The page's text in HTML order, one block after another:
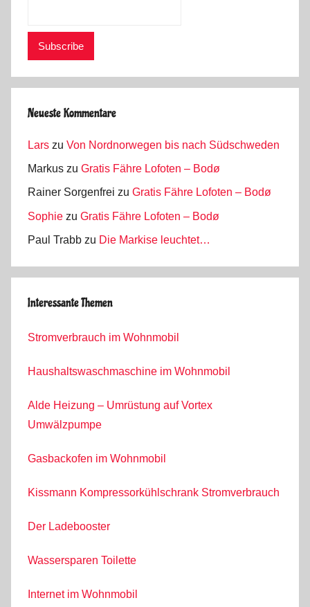
Neueste Kommentare
Lars zu Von Nordnorwegen bis nach Südschweden
Markus zu Gratis Fähre Lofoten – Bodø
Rainer Sorgenfrei zu Gratis Fähre Lofoten – Bodø
Sophie zu Gratis Fähre Lofoten – Bodø
Paul Trabb zu Die Markise leuchtet…
Interessante Themen
Stromverbrauch im Wohnmobil
Haushaltswaschmaschine im Wohnmobil
Alde Heizung – Umrüstung auf Vortex
Umwälzpumpe
Gasbackofen im Wohnmobil
Kissmann Kompressorkühlschrank Stromverbrauch
Der Ladebooster
Wassersparen Toilette
Internet im Wohnmobil